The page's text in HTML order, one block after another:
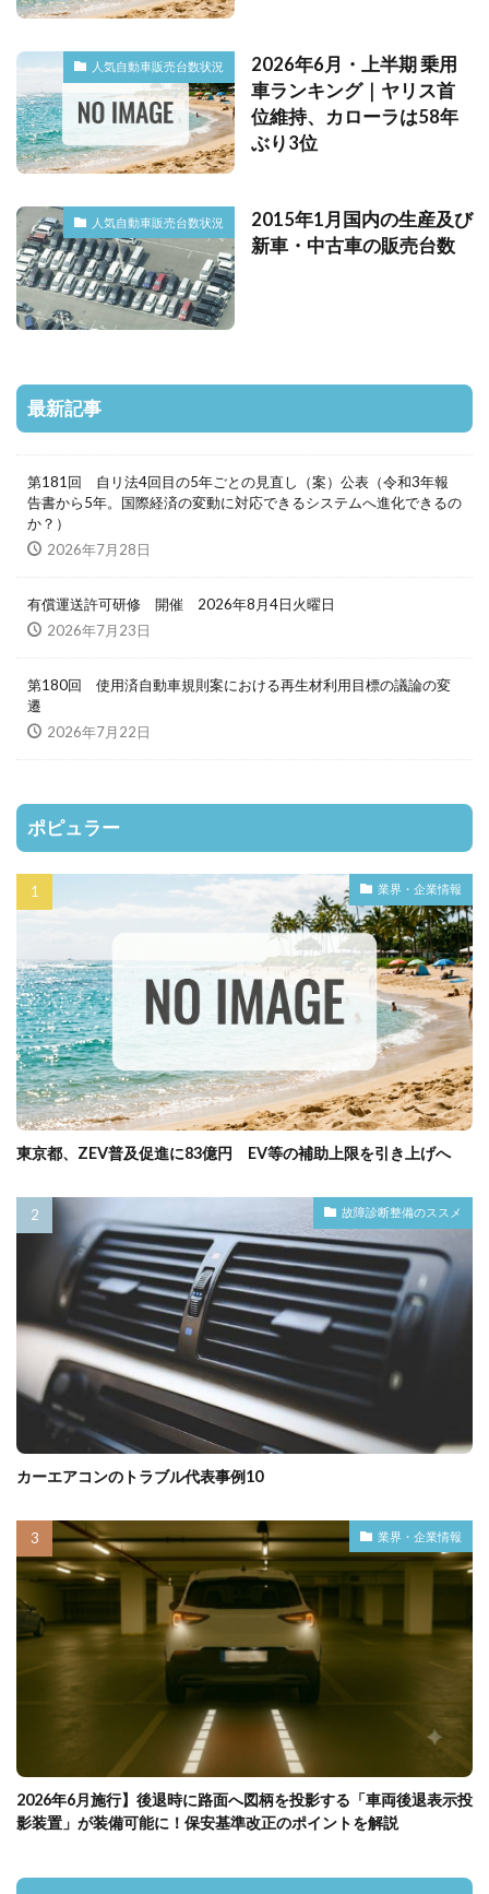
人気自動車販売台数状況
2026年6月・上半期 乗用
車ランキング｜ヤリス首
位維持、カローラは58年
ぶり3位
人気自動車販売台数状況
2015年1月国内の生産及び
新車・中古車の販売台数
最新記事
第181回 自リ法4回目の5年ごとの見直し（案）公表（令和3年報
告書から5年。国際経済の変動に対応できるシステムへ進化できるの
か？）
2026年7月28日
有償運送許可研修 開催 2026年8月4日火曜日
2026年7月23日
第180回 使用済自動車規則案における再生材利用目標の議論の変
遷
2026年7月22日
ポピュラー
業界・企業情報
東京都、ZEV普及促進に83億円 EV等の補助上限を引き上げへ
故障診断整備のススメ
カーエアコンのトラブル代表事例10
業界・企業情報
2026年6月施行】後退時に路面へ図柄を投影する「車両後退表示投
影装置」が装備可能に！保安基準改正のポイントを解説